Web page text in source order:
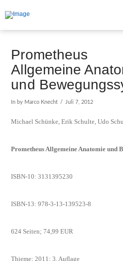
Prometheus
Allgemeine
und
In by Marco Knecht Juli 7, 2012
Michael Schünke, Erik Schulte, Udo
Prometheus Allgemeine Anatomie und
ISBN-10: 3131395230
ISBN-13: 978-3-13-139523-8
624 Seiten; 74,99 EUR
Thieme; 2011; 3. Auflage